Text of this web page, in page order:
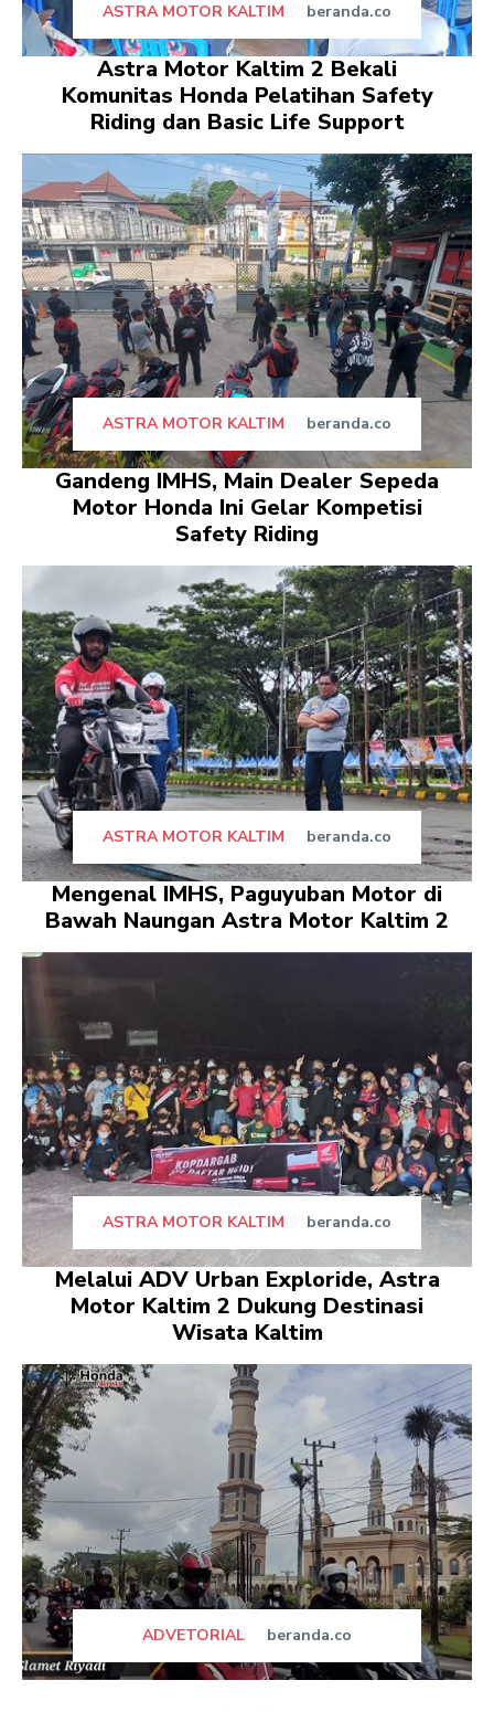
ASTRA MOTOR KALTIM beranda.co
Astra Motor Kaltim 2 Bekali
Komunitas Honda Pelatihan Safety
Riding dan Basic Life Support
ASTRA MOTOR KALTIM beranda.co
Gandeng IMHS, Main Dealer Sepeda
Motor Honda Ini Gelar Kompetisi
Safety Riding
ASTRA MOTOR KALTIM beranda.co
Mengenal IMHS, Paguyuban Motor di
Bawah Naungan Astra Motor Kaltim 2
ASTRA MOTOR KALTIM beranda.co
Melalui ADV Urban Exploride, Astra
Motor Kaltim 2 Dukung Destinasi
Wisata Kaltim
ADVETORIAL beranda.co